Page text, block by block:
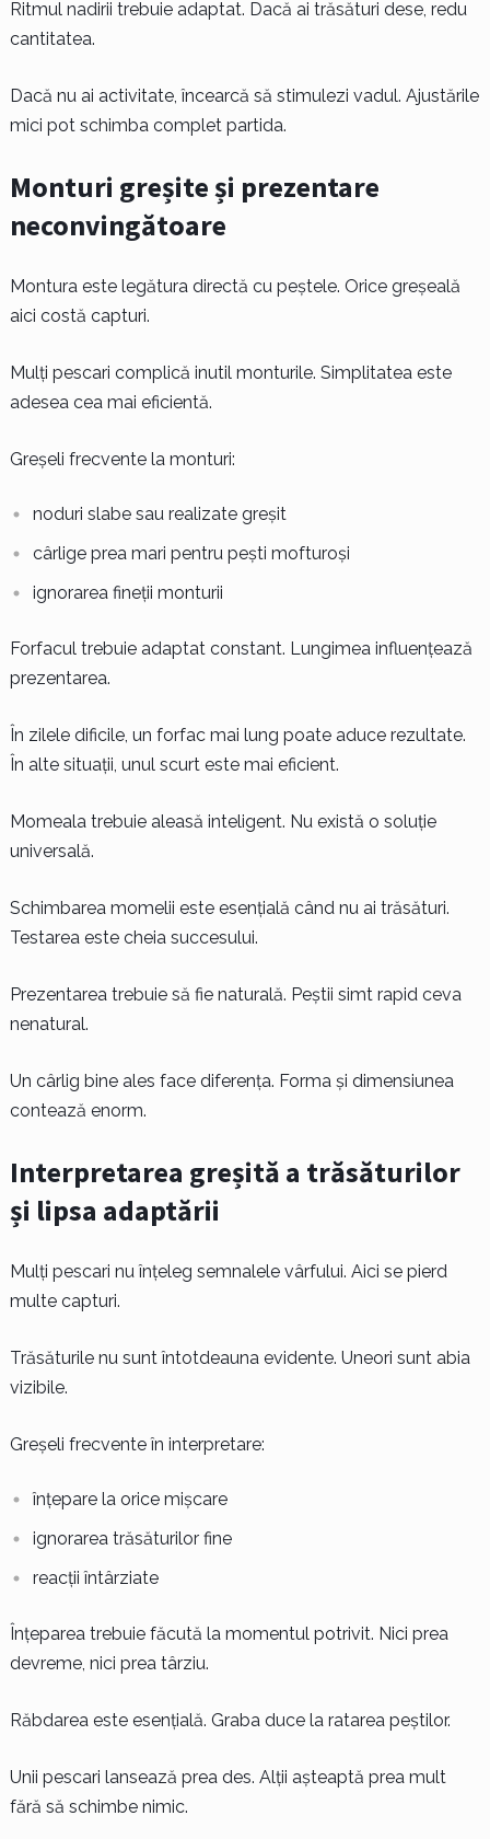
Ritmul nadirii trebuie adaptat. Dacă ai trăsături dese, redu
cantitatea.
Dacă nu ai activitate, încearcă să stimulezi vadul. Ajustările
mici pot schimba complet partida.
Monturi greșite și prezentare
neconvingătoare
Montura este legătura directă cu peștele. Orice greșeală
aici costă capturi.
Mulți pescari complică inutil monturile. Simplitatea este
adesea cea mai eficientă.
Greșeli frecvente la monturi:
noduri slabe sau realizate greșit
cârlige prea mari pentru pești mofturoși
ignorarea fineții monturii
Forfacul trebuie adaptat constant. Lungimea influențează
prezentarea.
În zilele dificile, un forfac mai lung poate aduce rezultate.
În alte situații, unul scurt este mai eficient.
Momeala trebuie aleasă inteligent. Nu există o soluție
universală.
Schimbarea momelii este esențială când nu ai trăsături.
Testarea este cheia succesului.
Prezentarea trebuie să fie naturală. Peștii simt rapid ceva
nenatural.
Un cârlig bine ales face diferența. Forma și dimensiunea
contează enorm.
Interpretarea greșită a trăsăturilor
și lipsa adaptării
Mulți pescari nu înțeleg semnalele vârfului. Aici se pierd
multe capturi.
Trăsăturile nu sunt întotdeauna evidente. Uneori sunt abia
vizibile.
Greșeli frecvente în interpretare:
înțepare la orice mișcare
ignorarea trăsăturilor fine
reacții întârziate
Înțeparea trebuie făcută la momentul potrivit. Nici prea
devreme, nici prea târziu.
Răbdarea este esențială. Graba duce la ratarea peștilor.
Unii pescari lansează prea des. Alții așteaptă prea mult
fără să schimbe nimic.